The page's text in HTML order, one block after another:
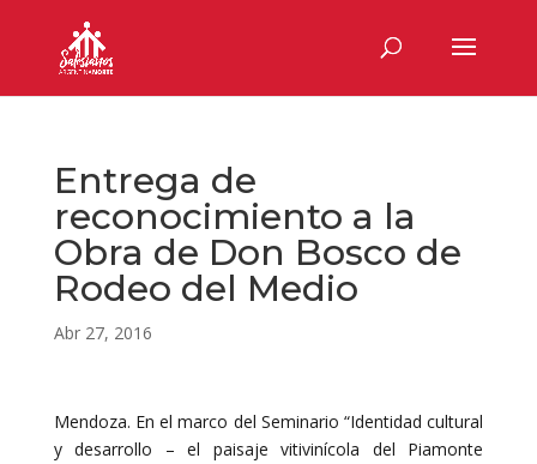
Entrega de
reconocimiento a la
Obra de Don Bosco de
Rodeo del Medio
Abr 27, 2016
Mendoza. En el marco del Seminario “Identidad cultural
y desarrollo – el paisaje vitivinícola del Piamonte